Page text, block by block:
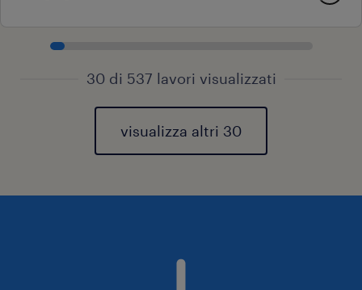
30 di 537 lavori visualizzati
visualizza altri 30